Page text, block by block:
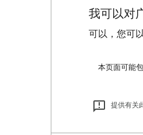
我可以对
可以，您可
本页面可能
提供有关